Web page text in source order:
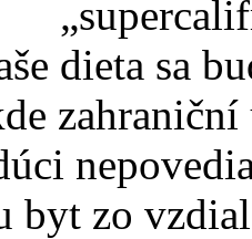
dieta sa
byt zo